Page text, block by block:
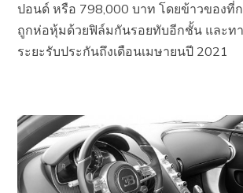
ปอนด์ หรือ 798,000 บาท โดยข้าวของที่
ถูกห่อหุ้มด้วยฟิล์มกันรอยทับอีกชั้น และท
ระยะรับประกันถึงเดือนเมษายนปี 2021